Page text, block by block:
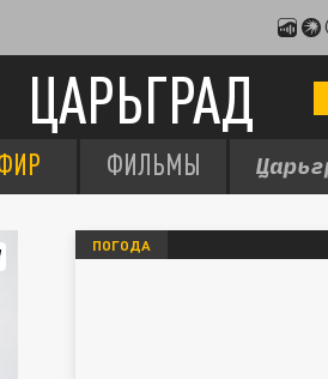
ЦАРЬГРАД
ФИЛЬМЫ
ПОГОДА